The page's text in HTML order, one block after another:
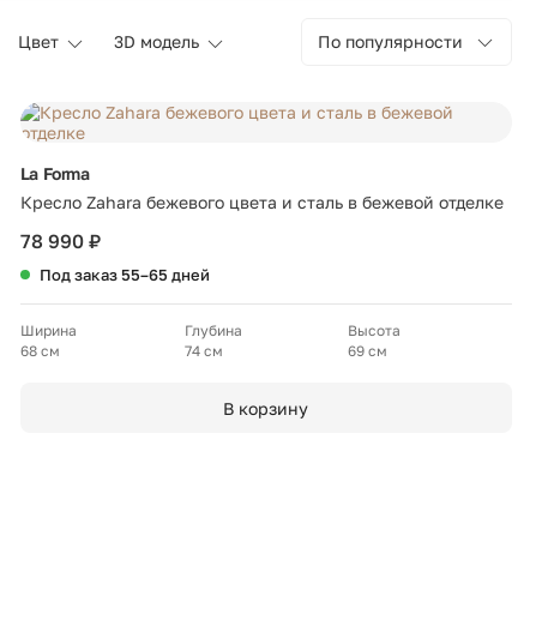
Цвет 3D модель По популярности
La Forma
Кресло Zahara бежевого цвета и сталь в бежевой отделке
78 990 ₽
Под заказ 55–65 дней
Ширина
68 см
Глубина
74 см
Высота
69 см
В корзину